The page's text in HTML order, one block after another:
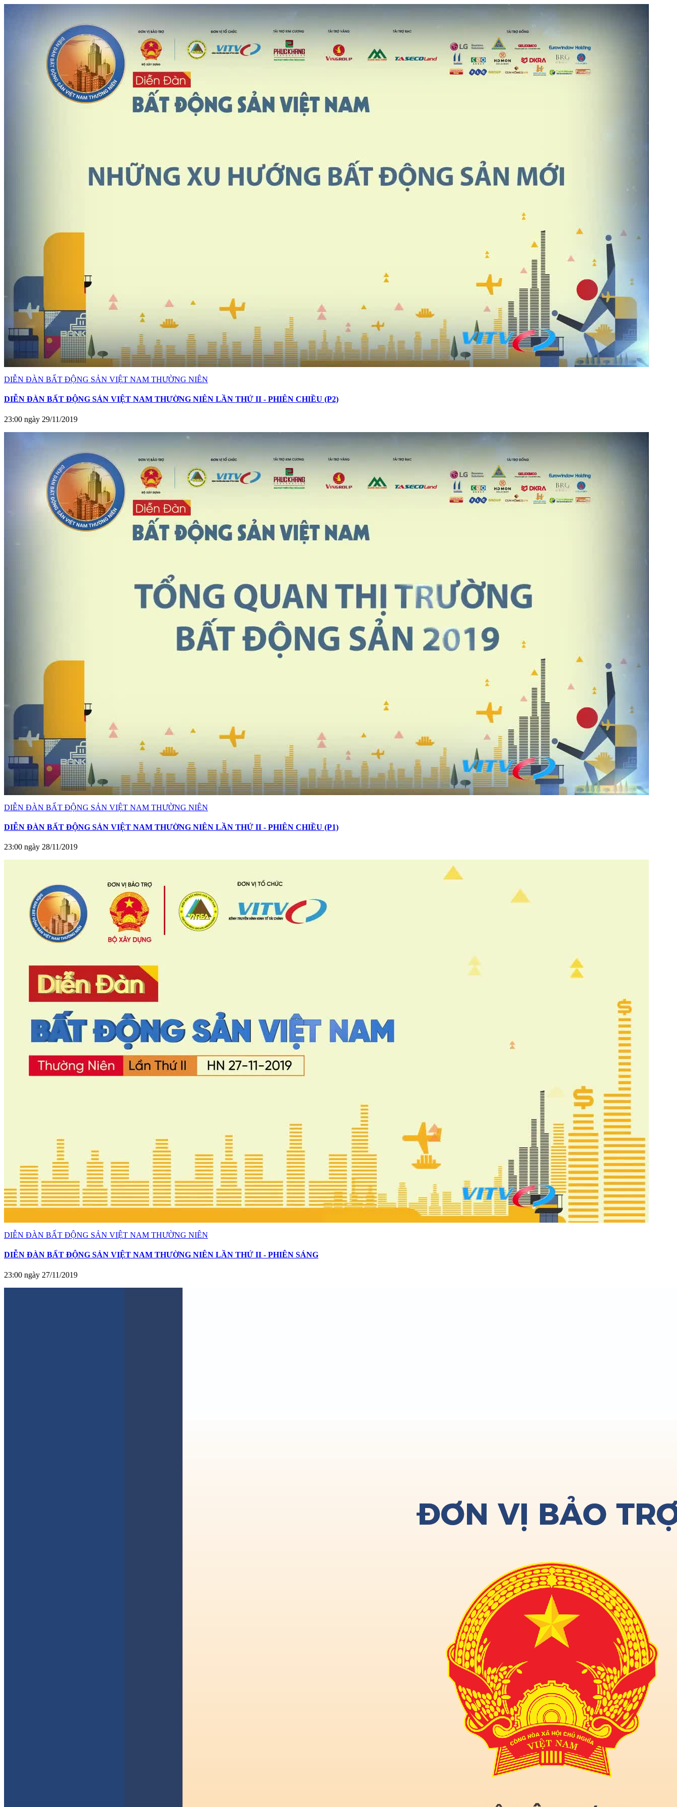
DIỄN ĐÀN BẤT ĐỘNG SẢN VIỆT NAM THƯỜNG NIÊN
DIỄN ĐÀN BẤT ĐỘNG SẢN VIỆT NAM THƯỜNG NIÊN LẦN THỨ II - PHIÊN CHIỀU (P2)
23:00 ngày 29/11/2019
DIỄN ĐÀN BẤT ĐỘNG SẢN VIỆT NAM THƯỜNG NIÊN
DIỄN ĐÀN BẤT ĐỘNG SẢN VIỆT NAM THƯỜNG NIÊN LẦN THỨ II - PHIÊN CHIỀU (P1)
23:00 ngày 28/11/2019
DIỄN ĐÀN BẤT ĐỘNG SẢN VIỆT NAM THƯỜNG NIÊN
DIỄN ĐÀN BẤT ĐỘNG SẢN VIỆT NAM THƯỜNG NIÊN LẦN THỨ II - PHIÊN SÁNG
23:00 ngày 27/11/2019